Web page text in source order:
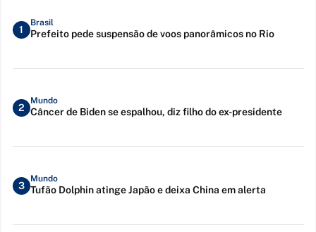
1
Brasil
Prefeito pede suspensão de voos panorâmicos no Rio
2
Mundo
Câncer de Biden se espalhou, diz filho do ex-presidente
3
Mundo
Tufão Dolphin atinge Japão e deixa China em alerta